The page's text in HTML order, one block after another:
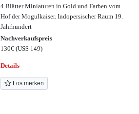
4 Blätter Miniaturen in Gold und Farben vom
Hof der Mogulkaiser. Indopersischer Raum 19.
Jahrhundert
Nachverkaufspreis
130€(US$ 149)
Details
Los merken